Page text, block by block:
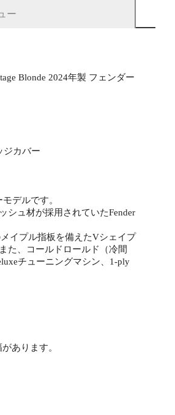
ー
Blonde 2024年製 フェンダー
ジカバー
デルです。
シュ材が採用されていたFender
イプル指板を備えたVシェイプ
た、コールドロールド（冷間
チューニングマシン、1-ply
あります。